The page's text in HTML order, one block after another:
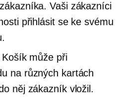
Vaši zákazníci
přihlásit se ke svému
může při
na různých kartách
něj zákazník vložil.